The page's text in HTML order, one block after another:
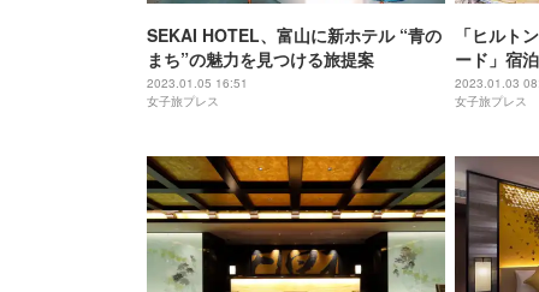
SEKAI HOTEL、富山に新ホテル “青の
まち”の魅力を見つける旅提案
2023.01.05 16:51
女子旅プレス
「ヒルト
ード」宿
お洒落“ヌ
ル
2023.01.03
女子旅プレス